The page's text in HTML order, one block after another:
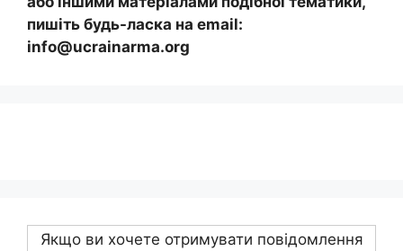
пишіть будь-ласка на email:
info@ucrainarma.org
Якщо ви хочете отримувати повідомлення